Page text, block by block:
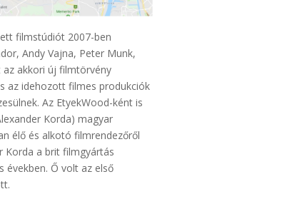
filmstúdiót 2007-ben
Andy Vajna, Peter Munk,
az akkori új filmtörvény
az idehozott filmes produkciók
Az EtyekWood-ként is
Korda) magyar
élő és alkotó filmrendezőről
Korda a brit filmgyártás
években. Ő volt az első